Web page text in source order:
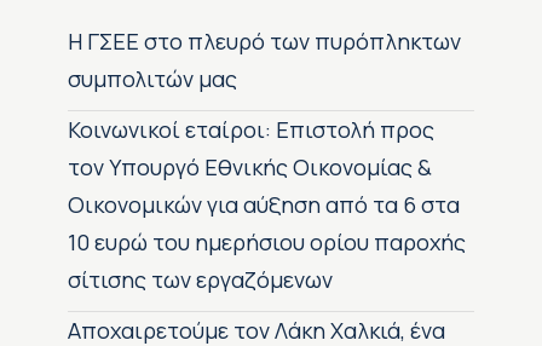
H ΓΣΕΕ στο πλευρό των πυρόπληκτων
συμπολιτών μας
Κοινωνικοί εταίροι: Επιστολή προς
τον Υπουργό Εθνικής Οικονομίας &
Οικονομικών για αύξηση από τα 6 στα
10 ευρώ του ημερήσιου ορίου παροχής
σίτισης των εργαζόμενων
Αποχαιρετούμε τον Λάκη Χαλκιά, ένα